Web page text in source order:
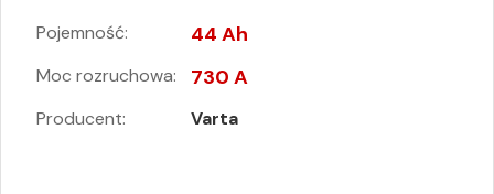
Pojemność: 44 Ah
Moc rozruchowa: 730 A
Producent: Varta